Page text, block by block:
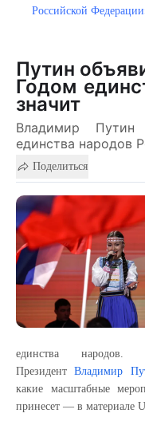
Российской
Путин
Годом
значит
Владимир
единства народов
Поделиться
единства народов.
ПрезидентВладимир
какие масштабные
принесет — в материале